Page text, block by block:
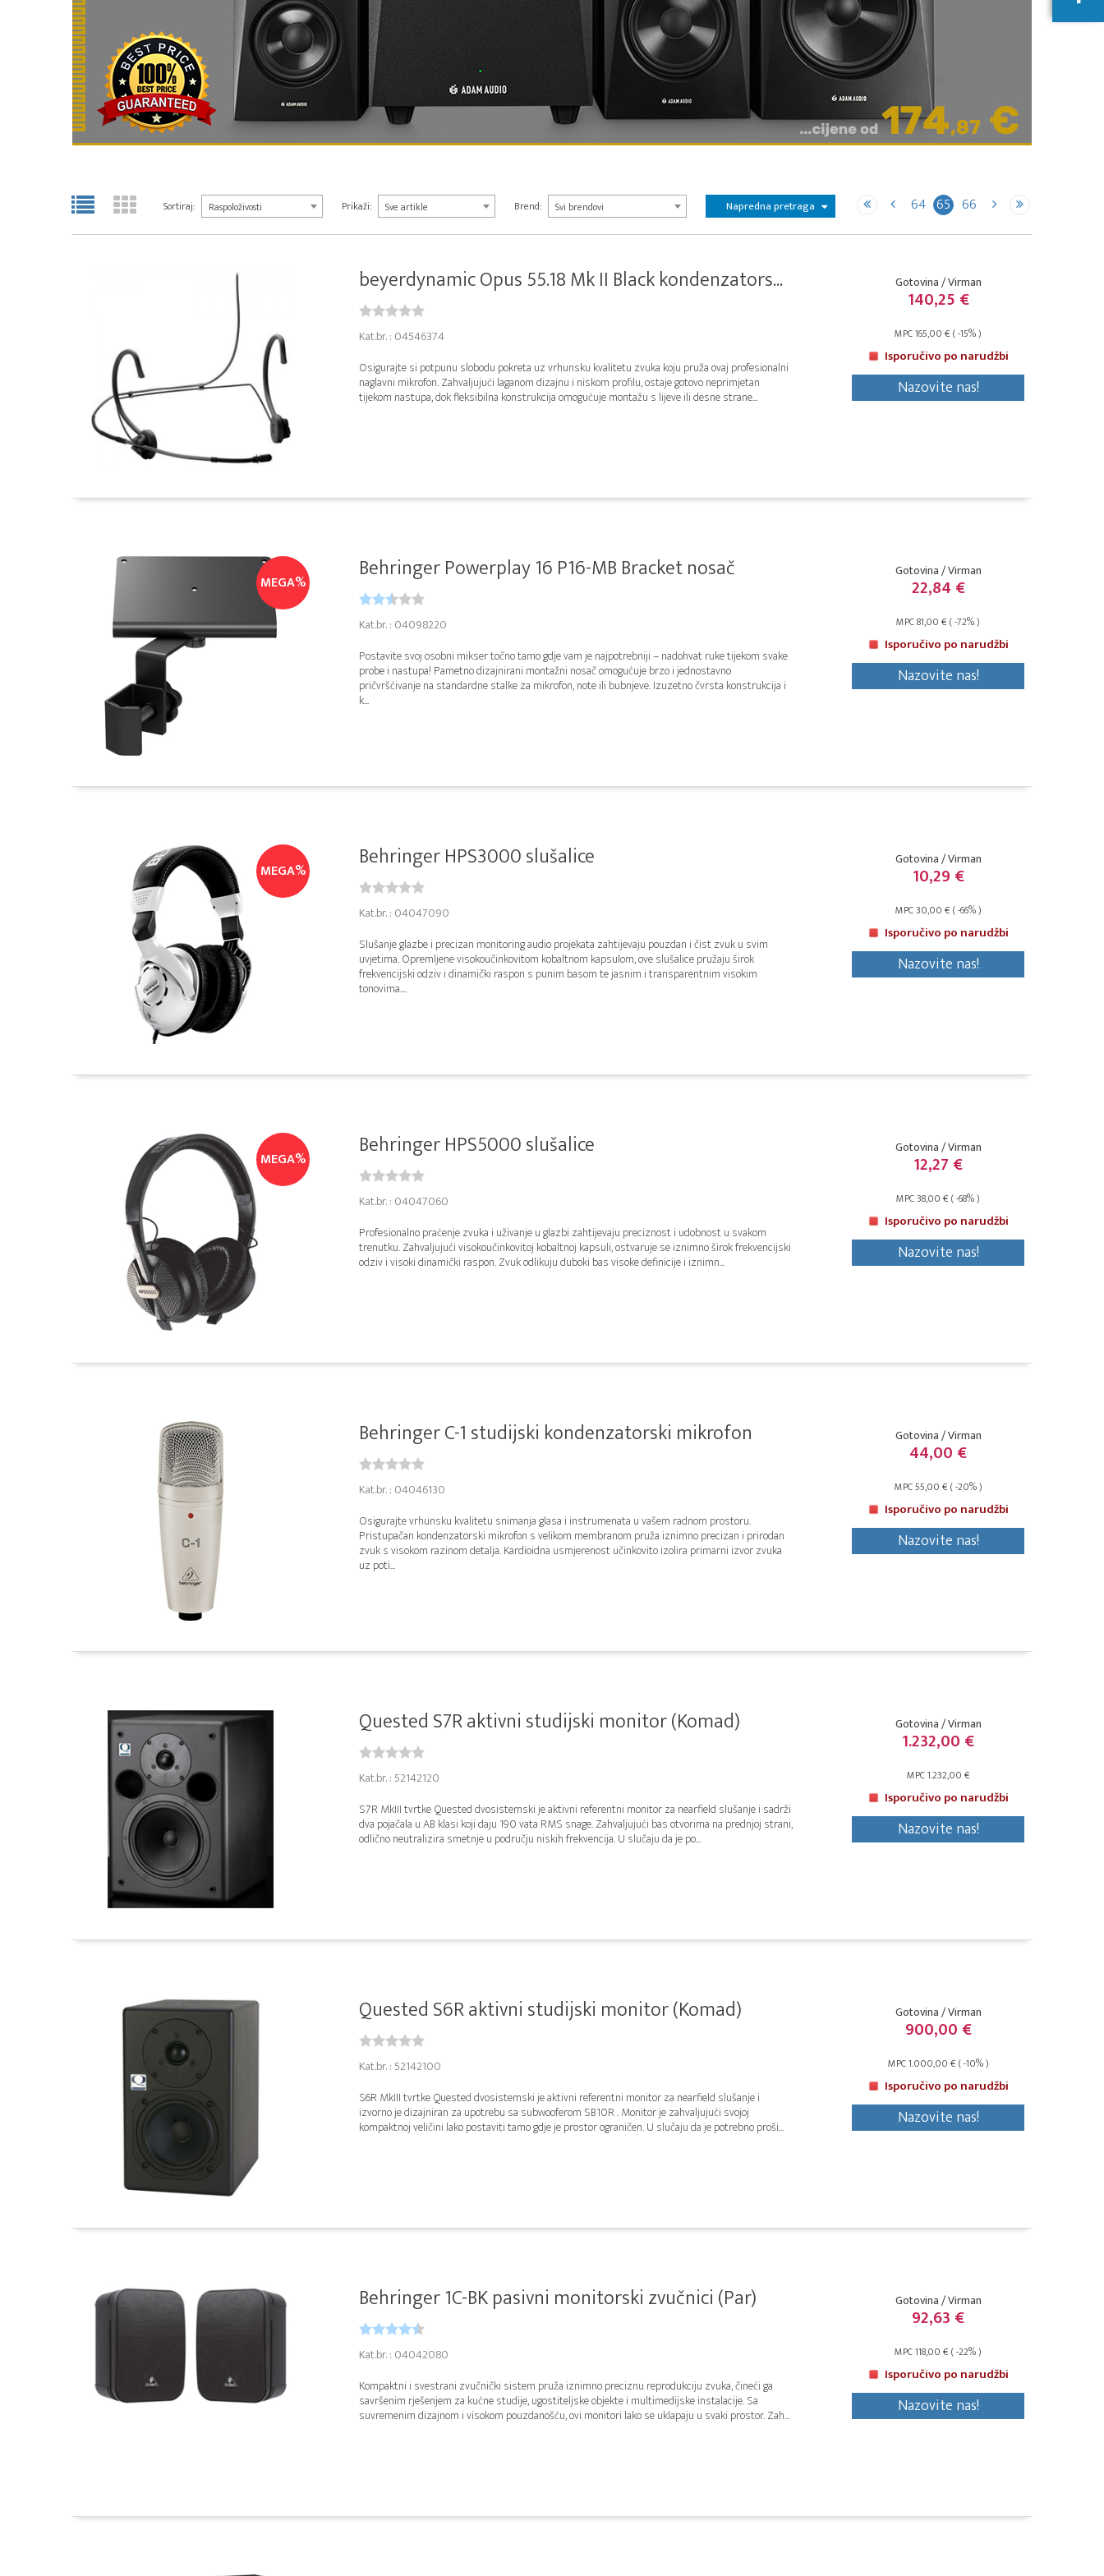
Sortiraj: Raspoloživosti Prikaži: Sve artikle Brend: Svi brendovi Napredna pretraga 64 65 66
beyerdynamic Opus 55.18 Mk II Black kondenzators...
Kat.br. : 04546374
Osigurajte si potpunu slobodu pokreta uz vrhunsku kvalitetu zvuka koju pruža ovaj profesionalni
naglavni mikrofon. Zahvaljujući laganom dizajnu i niskom profilu, ostaje gotovo neprimjetan
tijekom nastupa, dok fleksibilna konstrukcija omogućuje montažu s lijeve ili desne strane...
Gotovina / Virman
140,25 €
MPC 165,00 € ( -15% )
Isporučivo po narudžbi
Nazovite nas!
MEGA% Behringer Powerplay 16 P16-MB Bracket nosač
Kat.br. : 04098220
Postavite svoj osobni mikser točno tamo gdje vam je najpotrebniji – nadohvat ruke tijekom svake
probe i nastupa! Pametno dizajnirani montažni nosač omogućuje brzo i jednostavno
pričvršćivanje na standardne stalke za mikrofon, note ili bubnjeve. Izuzetno čvrsta konstrukcija i
k...
Gotovina / Virman
22,84 €
MPC 81,00 € ( -72% )
Isporučivo po narudžbi
Nazovite nas!
MEGA% Behringer HPS3000 slušalice
Kat.br. : 04047090
Slušanje glazbe i precizan monitoring audio projekata zahtijevaju pouzdan i čist zvuk u svim
uvjetima. Opremljene visokoučinkovitom kobaltnom kapsulom, ove slušalice pružaju širok
frekvencijski odziv i dinamički raspon s punim basom te jasnim i transparentnim visokim
tonovima....
Gotovina / Virman
10,29 €
MPC 30,00 € ( -66% )
Isporučivo po narudžbi
Nazovite nas!
MEGA% Behringer HPS5000 slušalice
Kat.br. : 04047060
Profesionalno praćenje zvuka i uživanje u glazbi zahtijevaju preciznost i udobnost u svakom
trenutku. Zahvaljujući visokoučinkovitoj kobaltnoj kapsuli, ostvaruje se iznimno širok frekvencijski
odziv i visoki dinamički raspon. Zvuk odlikuju duboki bas visoke definicije i iznimn...
Gotovina / Virman
12,27 €
MPC 38,00 € ( -68% )
Isporučivo po narudžbi
Nazovite nas!
Behringer C-1 studijski kondenzatorski mikrofon
Kat.br. : 04046130
Osigurajte vrhunsku kvalitetu snimanja glasa i instrumenata u vašem radnom prostoru.
Pristupačan kondenzatorski mikrofon s velikom membranom pruža iznimno precizan i prirodan
zvuk s visokom razinom detalja. Kardioidna usmjerenost učinkovito izolira primarni izvor zvuka
uz poti...
Gotovina / Virman
44,00 €
MPC 55,00 € ( -20% )
Isporučivo po narudžbi
Nazovite nas!
Quested S7R aktivni studijski monitor (Komad)
Kat.br. : 52142120
S7R MkIII tvrtke Quested dvosistemski je aktivni referentni monitor za nearfield slušanje i sadrži
dva pojačala u AB klasi koji daju 190 vata RMS snage. Zahvaljujući bas otvorima na prednjoj strani,
odlično neutralizira smetnje u području niskih frekvencija. U slučaju da je po...
Gotovina / Virman
1.232,00 €
MPC 1.232,00 €
Isporučivo po narudžbi
Nazovite nas!
Quested S6R aktivni studijski monitor (Komad)
Kat.br. : 52142100
S6R MkIII tvrtke Quested dvosistemski je aktivni referentni monitor za nearfield slušanje i
izvorno je dizajniran za upotrebu sa subwooferom SB10R . Monitor je zahvaljujući svojoj
kompaktnoj veličini lako postaviti tamo gdje je prostor ograničen. U slučaju da je potrebno proši...
Gotovina / Virman
900,00 €
MPC 1.000,00 € ( -10% )
Isporučivo po narudžbi
Nazovite nas!
Behringer 1C-BK pasivni monitorski zvučnici (Par)
Kat.br. : 04042080
Kompaktni i svestrani zvučnički sistem pruža iznimno preciznu reprodukciju zvuka, čineći ga
savršenim rješenjem za kućne studije, ugostiteljske objekte i multimedijske instalacije. Sa
suvremenim dizajnom i visokom pouzdanošću, ovi monitori lako se uklapaju u svaki prostor. Zah...
Gotovina / Virman
92,63 €
MPC 118,00 € ( -22% )
Isporučivo po narudžbi
Nazovite nas!